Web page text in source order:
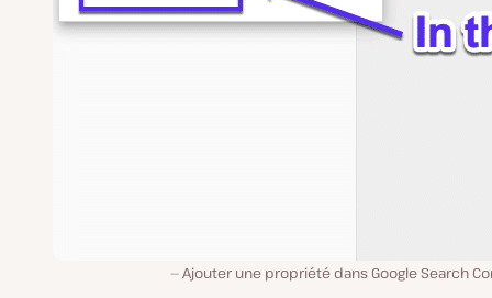
Ajouter une propriété dans Google Search